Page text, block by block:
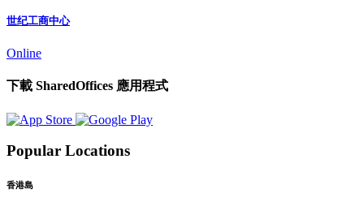
世纪工商中心
Online
下載 SharedOffices 應用程式
Popular Locations
香港島